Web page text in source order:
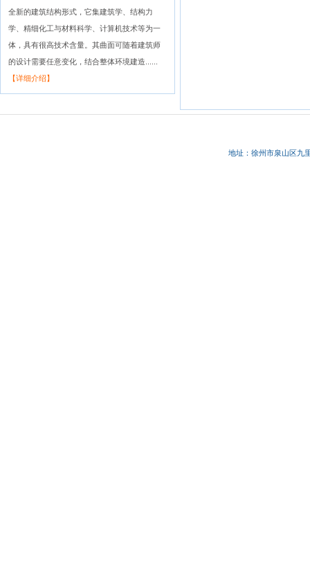
全新的建筑结构形式，它集建筑学、结构力
学、精细化工与材料科学、计算机技术等为一
体，具有很高技术含量。其曲面可随着建筑师
的设计需要任意变化，结合整体环境建造......
【详细介绍】
地址：徐州市泉山区九